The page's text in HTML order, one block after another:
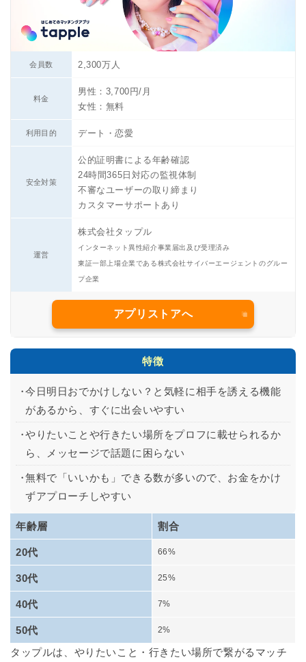
会員数 2,300万人
料金
男性：3,700円/月
女性：無料
利用目的 デート・恋愛
安全対策
公的証明書による年齢確認
24時間365日対応の監視体制
不審なユーザーの取り締まり
カスタマーサポートあり
運営
株式会社タップル
インターネット異性紹介事業届出及び受理済み
東証一部上場企業である株式会社サイバーエージェントのグルー
プ企業
アプリストアへ
特徴
今日明日おでかけしない？と気軽に相手を誘える機能
があるから、すぐに出会いやすい
やりたいことや行きたい場所をプロフに載せられるか
ら、メッセージで話題に困らない
無料で「いいかも」できる数が多いので、お金をかけ
ずアプローチしやすい
年齢層 割合
20代 66%
30代 25%
40代 7%
50代 2%
タップルは、やりたいこと・行きたい場所で繋がるマッチ